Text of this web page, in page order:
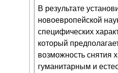
В результате
новоевропейской
специфических
который
возможность снятия
гуманитарным и